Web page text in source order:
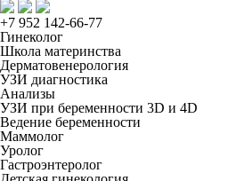
+7 952 142-66-77
Гинеколог
Школа материнства
Дерматовенерология
УЗИ диагностика
Анализы
УЗИ при беременности 3D и 4D
Ведение беременности
Маммолог
Уролог
Гастроэнтеролог